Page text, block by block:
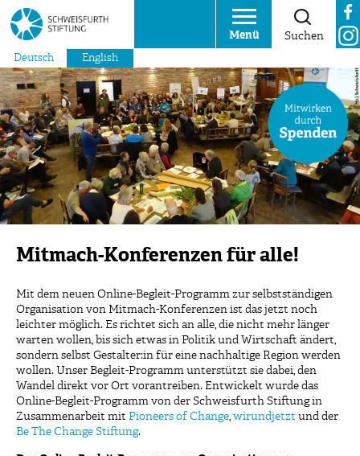
Menü Suchen
Deutsch English
Mitmach-Konferenzen für alle!
Mit dem neuen Online-Begleit-Programm zur selbstständigen
Organisation von Mitmach-Konferenzen ist das jetzt noch
leichter möglich. Es richtet sich an alle, die nicht mehr länger
warten wollen, bis sich etwas in Politik und Wirtschaft ändert,
sondern selbst Gestalter:in für eine nachhaltige Region werden
wollen. Unser Begleit-Programm unterstützt sie dabei, den
Wandel direkt vor Ort vorantreiben. Entwickelt wurde das
Online-Begleit-Programm von der Schweisfurth Stiftung in
Zusammenarbeit mit Pioneers of Change, wirundjetzt und der
Be The Change Stiftung.